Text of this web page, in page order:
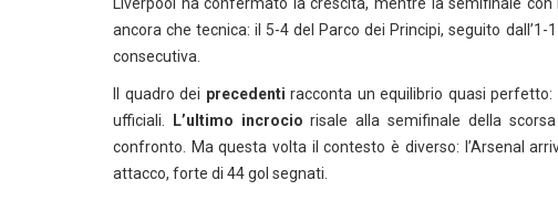
ancora che tecnica: il 5-4 del Parco dei Principi, seguito
consecutiva.
Il quadro dei precedenti racconta un equilibrio quasi
ufficiali.
L’ultimo incrocio risale alla semifinale della
confronto. Ma questa volta il contesto è diverso: l’Arsenal
attacco, forte di 44 gol segnati.